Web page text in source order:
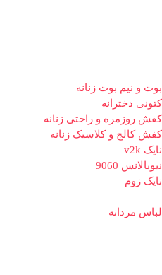
بوت و نیم بوت زنانه
کتونی دخترانه
کفش روزمره و راحتی زنانه
کفش کالج و کلاسیک زنانه
نایک v2k
نیوبالانس 9060
نایک زوم
لباس مردانه